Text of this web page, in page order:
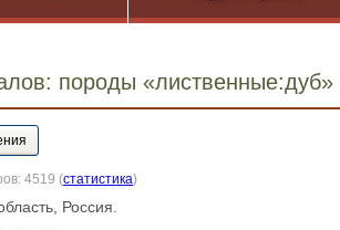
породы
4519 (статистика)
Россия.